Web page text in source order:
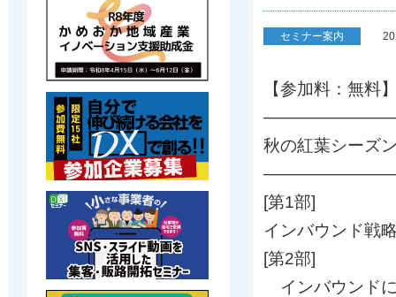
セミナー案内
【参加料：無料
秋の紅葉シーズ
[第1部]
インバウンド戦
[第2部]
インバウンド